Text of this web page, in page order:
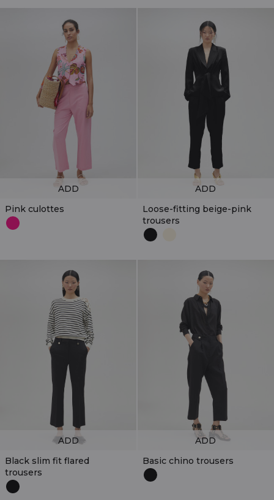
Pink culottes
ADD
Loose-fitting beige-pink
trousers
ADD
Black slim fit flared
trousers
ADD
Basic chino trousers
ADD